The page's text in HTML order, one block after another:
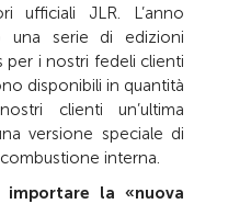
ufficiali JLR. L’anno
una serie di edizioni
per i nostri fedeli clienti
disponibili in quantità
clienti un’ultima
versione speciale di
interna.
la «nuova